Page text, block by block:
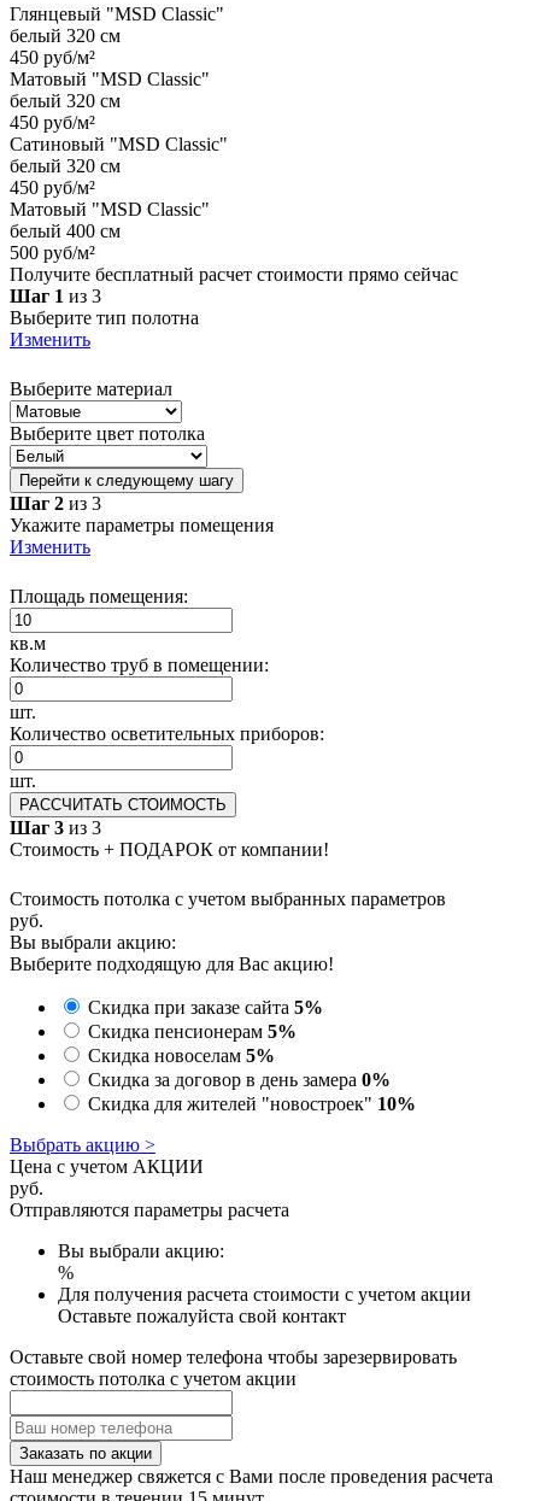
Глянцевый "MSD Classic"
белый 320 см
450 руб/м²
Матовый "MSD Classic"
белый 320 см
450 руб/м²
Сатиновый "MSD Classic"
белый 320 см
450 руб/м²
Матовый "MSD Classic"
белый 400 см
500 руб/м²
Получите бесплатный расчет стоимости прямо сейчас
Шаг 1 из 3
Выберите тип полотна
Изменить
Выберите материал
Выберите цвет потолка
Перейти к следующему шагу
Шаг 2 из 3
Укажите параметры помещения
Изменить
Площадь помещения:
кв.м
Количество труб в помещении:
шт.
Количество осветительных приборов:
шт.
РАССЧИТАТЬ СТОИМОСТЬ
Шаг 3 из 3
Стоимость + ПОДАРОК от компании!
Стоимость потолка с учетом выбранных параметров
руб.
Вы выбрали акцию:
Выберите подходящую для Вас акцию!
Скидка при заказе сайта 5%
Скидка пенсионерам 5%
Скидка новоселам 5%
Скидка за договор в день замера 0%
Скидка для жителей "новостроек" 10%
Выбрать акцию >
Цена с учетом АКЦИИ
руб.
Отправляются параметры расчета
Вы выбрали акцию:
%
Для получения расчета стоимости с учетом акции
Оставьте пожалуйста свой контакт
Оставьте свой номер телефона чтобы зарезервировать
стоимость потолка с учетом акции
Заказать по акции
Наш менеджер свяжется с Вами после проведения расчета